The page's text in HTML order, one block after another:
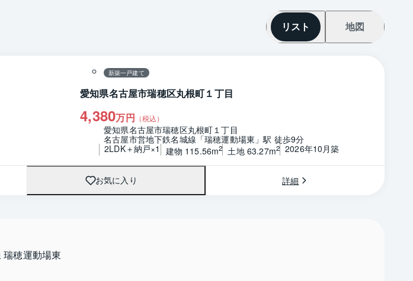
リスト 地図
新築一戸建て
愛知県名古屋市瑞穂区丸根町１丁目
4,380万円 （税込）
愛知県名古屋市瑞穂区丸根町１丁目
名古屋市営地下鉄名城線「瑞穂運動場東」駅 徒歩9分
2LDK＋納戸×1
建物 115.56m2 土地 63.27m2 2026年10月築
お気に入り 詳細
穂運動場東